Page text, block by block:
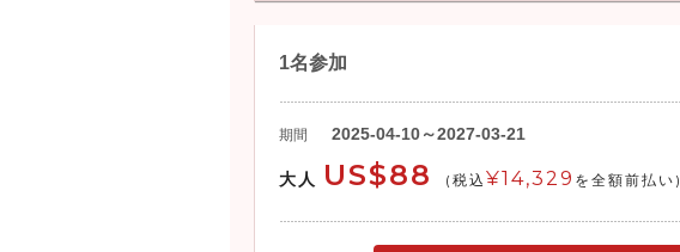
1名参加
期間 2025-04-10～2027-03-21
大人 US$88 (税込 ¥14,329 を全額前払い)